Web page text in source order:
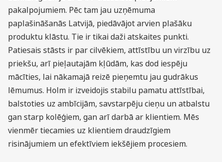
pakalpojumiem. Pēc tam jau uzņēmuma
paplašināšanās Latvijā, piedāvājot arvien plašāku
produktu klāstu. Tie ir tikai daži atskaites punkti.
Patiesais stāsts ir par cilvēkiem, attīstību un virzību uz
priekšu, arī pieļautajām kļūdām, kas dod iespēju
mācīties, lai nākamajā reizē pieņemtu jau gudrākus
lēmumus. Holm ir izveidojis stabilu pamatu attīstībai,
balstoties uz ambīcijām, savstarpēju cieņu un atbalstu
gan starp kolēģiem, gan arī darbā ar klientiem. Mēs
vienmēr tiecamies uz klientiem draudzīgiem
risinājumiem un efektīviem iekšējiem procesiem.